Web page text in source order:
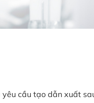
cầu tạo dẫn xuất